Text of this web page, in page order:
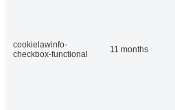
cookielawinfo-
checkbox-functional
11 months